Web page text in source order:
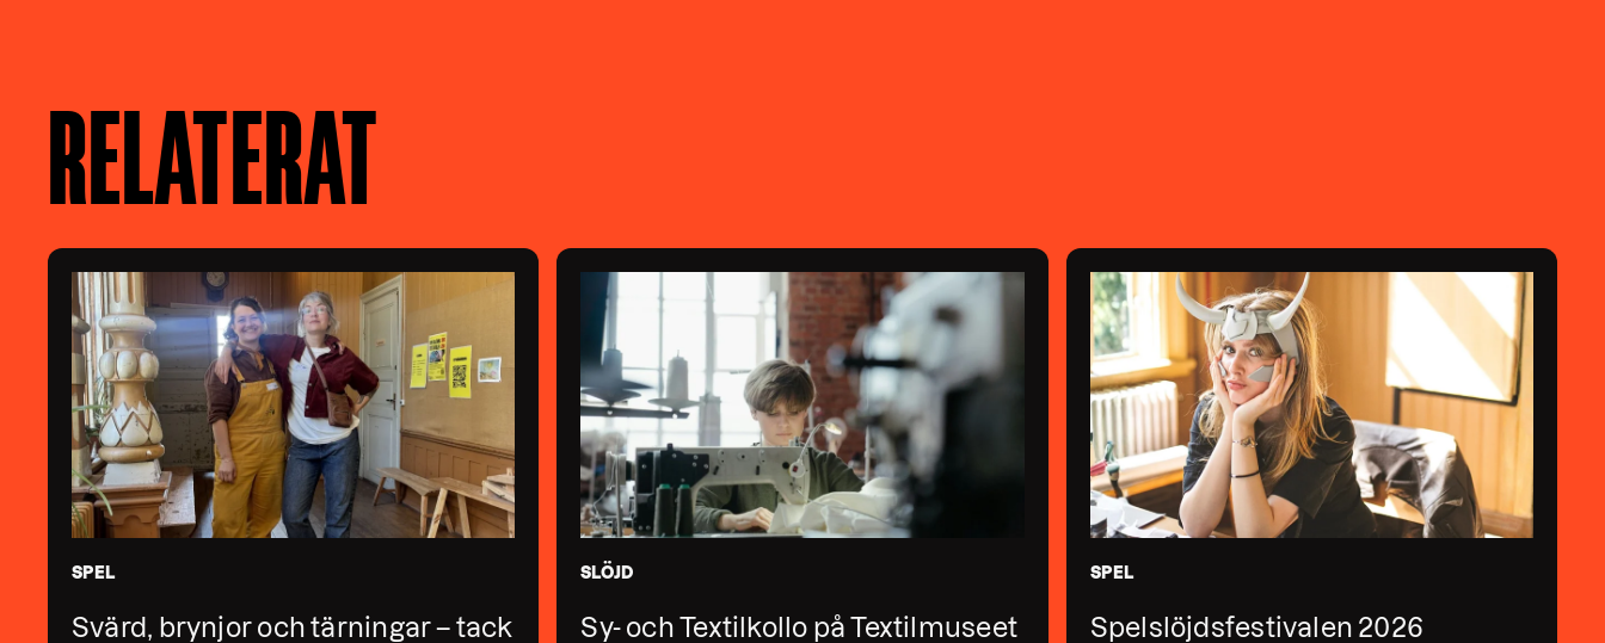
RELATERAT
SPEL
Svärd, brynjor och tärningar – tack
SLÖJD
Sy- och Textilkollo på Textilmuseet
SPEL
Spelslöjdsfestivalen 2026